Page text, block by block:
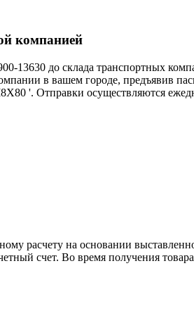
компанией
13630 до склада транспортных
в вашем городе, предъявив
'. Отправки осуществляются
расчету на основании
счет. Во время получения